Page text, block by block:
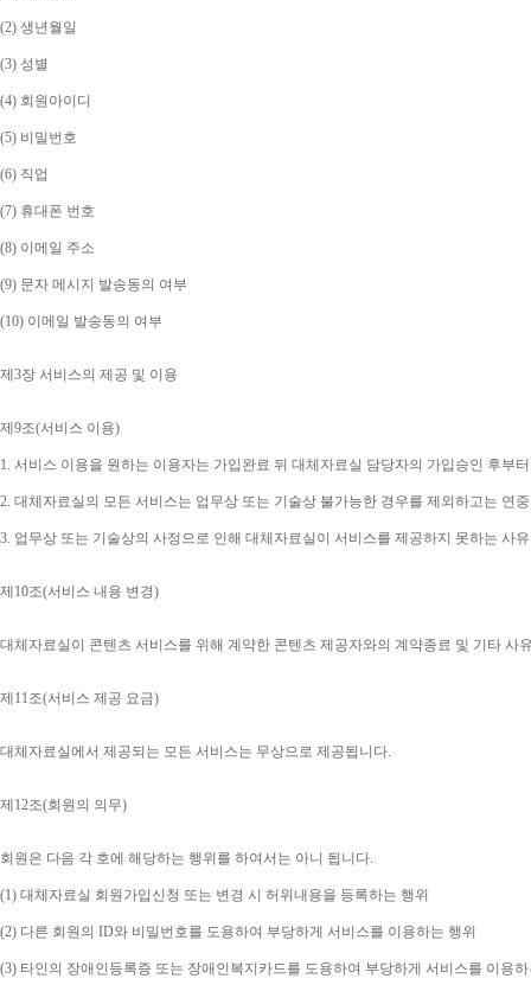
(2) 생년월일
(3) 성별
(4) 회원아이디
(5) 비밀번호
(6) 직업
(7) 휴대폰 번호
(8) 이메일 주소
(9) 문자 메시지 발송동의 여부
(10) 이메일 발송동의 여부
제 3장 서비스의 제공 및 이용
제 9조(서비스 이용)
1. 서비스 이용을 원하는 이용자는 가입완료 뒤 대체자료실 담당자의 가입승인 후부
2. 대체자료실의 모든 서비스는 업무상 또는 기술상 불가능한 경우를 제외하고는 연
3. 업무상 또는 기술상의 사정으로 인해 대체자료실이 서비스를 제공하지 못하는 사
제 10조(서비스 내용 변경)
대체자료실이 콘텐츠 서비스를 위해 계약한 콘텐츠 제공자와의 계약종료 및 기타
제 11조(서비스 제공 요금)
대체자료실에서 제공되는 모든 서비스는 무상으로 제공됩니다.
제 12조(회원의 의무)
회원은 다음 각 호에 해당하는 행위를 하여서는 아니 됩니다.
(1) 대체자료실 회원가입신청 또는 변경 시 허위내용을 등록하는 행위
(2) 다른 회원의 ID와 비밀번호를 도용하여 부당하게 서비스를 이용하는 행위
(3) 타인의 장애인등록증 또는 장애인복지카드를 도용하여 부당하게 서비스를 이용